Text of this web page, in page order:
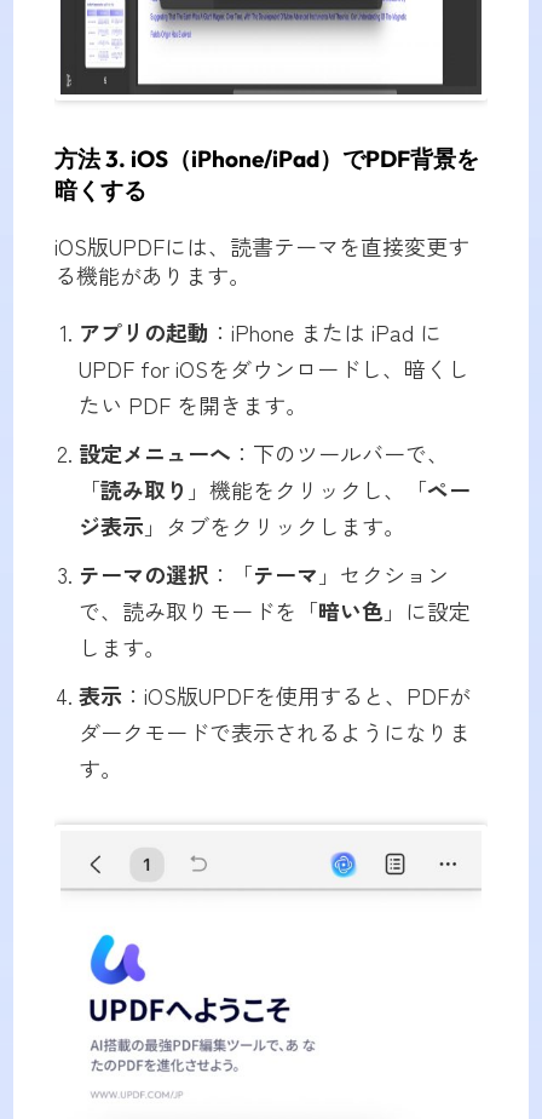
方法 3. iOS（iPhone/iPad）でPDF背景を
暗くする
iOS版UPDFには、読書テーマを直接変更す
る機能があります。
アプリの起動 ：iPhone または iPad に
UPDF for iOSをダウンロードし、暗くし
たい PDF を開きます。
設定メニューへ ：下のツールバーで、
「読み取り 」機能をクリックし、「ペー
ジ表示 」タブをクリックします。
テーマの選択 ：「テーマ 」セクション
で、読み取りモードを「暗い色 」に設定
します。
表示 ：iOS版UPDFを使用すると、PDFが
ダークモードで表示されるようになりま
す。